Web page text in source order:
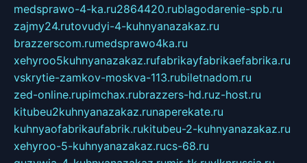
medsprawo-4-ka.ru2864420.rublagodarenie-spb.ru
zajmy24.rutovudyi-4-kuhnyanazakaz.ru
brazzerscom.rumedsprawo4ka.ru
xehyroo5kuhnyanazakaz.rufabrikayfabrikaefabrika.ru
vskrytie-zamkov-moskva-113.rubiletnadom.ru
zed-online.rupimchax.rubrazzers-hd.ruz-host.ru
kitubeu2kuhnyanazakaz.runaperekate.ru
kuhnyaofabrikaufabrik.rukitubeu-2-kuhnyanazakaz.ru
xehyroo-5-kuhnyanazakaz.rucs-68.ru